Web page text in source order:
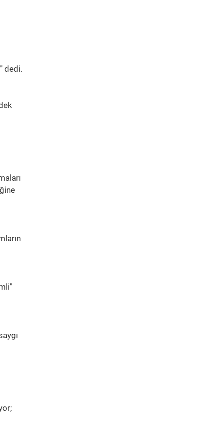
dedi.